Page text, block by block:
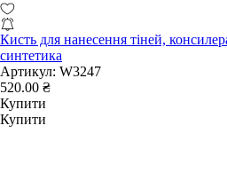
Кисть для нанесення тіней,
синтетика
Артикул: W3247
520.00 ₴
Купити
Купити